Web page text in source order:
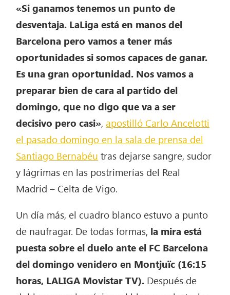
«Si ganamos tenemos un punto de
desventaja. LaLiga está en manos del
Barcelona pero vamos a tener más
oportunidades si somos capaces de ganar.
Es una gran oportunidad. Nos vamos a
preparar bien de cara al partido del
domingo, que no digo que va a ser
decisivo pero casi»,apostilló Carlo Ancelotti
el pasado domingo en la sala de prensa del
Santiago Bernabéu tras dejarse sangre, sudor
y lágrimas en las postrimerías del Real
Madrid – Celta de Vigo.
Un día más, el cuadro blanco estuvo a punto
de naufragar. De todas formas, la mira está
puesta sobre el duelo ante el FC Barcelona
del domingo venidero en Montjuïc (16:15
horas, LALIGA Movistar TV). Después de